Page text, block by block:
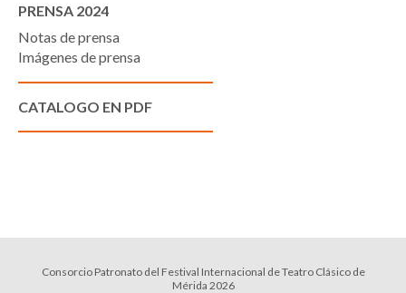
PRENSA 2024
Notas de prensa
Imágenes de prensa
CATALOGO EN PDF
Consorcio Patronato del Festival Internacional de Teatro Clásico de
Mérida 2026